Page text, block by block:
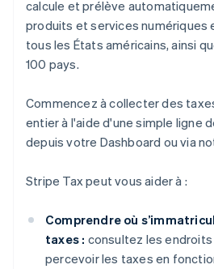
calcule et prélève
produits et services numériques
tous les États américains, ainsi
100 pays.
Commencez à collecter des
entier à l'aide d'une simple ligne
depuis votre Dashboard ou via
Stripe Tax peut vous aider à :
Comprendre où
taxes : consultez les
percevoir les taxes en